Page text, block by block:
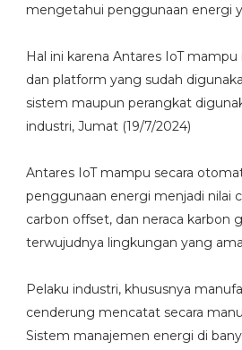
mengetahui penggunaan energi
Hal ini karena Antares IoT
dan platform yang sudah
sistem maupun perangkat
industri, Jumat (19/7/2024)
Antares IoT mampu secara
penggunaan energi menjadi nilai
carbon offset, dan neraca karbon
terwujudnya lingkungan yang
Pelaku industri, khususnya
cenderung mencatat secara
Sistem manajemen energi di